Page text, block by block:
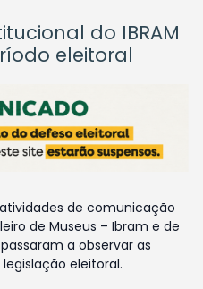
do IBRAM
eleitoral
de comunicação
de Museus – Ibram e de
a observar as
eleitoral.